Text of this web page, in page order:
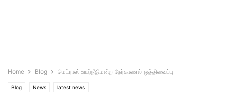
Home Blog மெட்ராஸ் உயர்நீதிமன்ற நேர்காணல் ஒத்திவைப்பு
Blog News latest news